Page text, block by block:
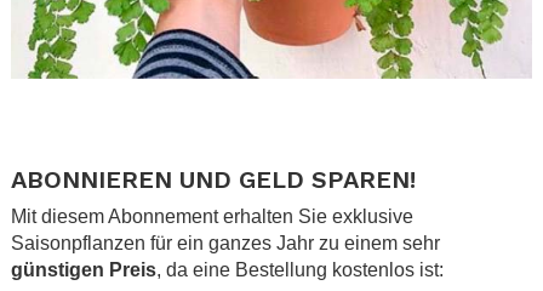
ABONNIEREN UND GELD SPAREN!
Mit diesem Abonnement erhalten Sie exklusive
Saisonpflanzen für ein ganzes Jahr zu einem sehr
günstigen Preis, da eine Bestellung kostenlos ist: